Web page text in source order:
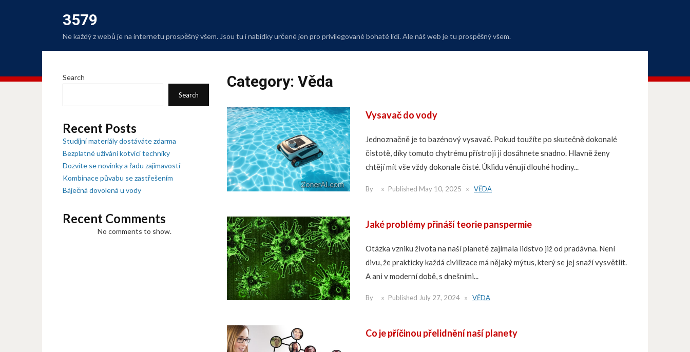
3579
Ne každý z webů je na internetu prospěšný všem. Jsou tu i nabídky určené jen pro privilegované bohaté lidi. Ale náš web je tu prospěšný všem.
Category: Věda
Vysavač do vody
Jednoznačně je to bazénový vysavač. Pokud toužíte po skutečně dokonalé
čistotě, díky tomuto chytrému přístroji ji dosáhnete snadno. Hlavně ženy
chtějí mít vše vždy dokonale čisté. Úklidu věnují dlouhé hodiny...
By Published May 10, 2025 VĚDA
Jaké problémy přináší teorie panspermie
Otázka vzniku života na naší planetě zajímala lidstvo již od pradávna. Není
divu, že prakticky každá civilizace má nějaký mýtus, který se jej snaží vysvětlit.
A ani v moderní době, s dnešními...
By Published July 27, 2024 VĚDA
Co je příčinou přelidnění naší planety
Search
Search
Recent Posts
Studijní materiály dostáváte zdarma
Bezplatné užívání kotvící techniky
Dozvíte se novinky a řadu zajímavostí
Kombinace půvabu se zastřešením
Báječná dovolená u vody
Recent Comments
No comments to show.